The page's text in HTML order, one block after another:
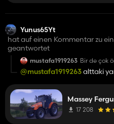
Yunus65Yt
hat auf einen Kommentar zu
geantwortet
mustafa1919263 Bir de çok
@mustafa1919263alttaki
modları bıraz sıkıntılı yenı
bıraz zaman gerekli 25 yeni
mod tam olcak
17 208